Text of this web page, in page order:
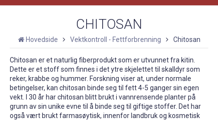
CHITOSAN
Hovedside Vektkontroll - Fettforbrenning Chitosan
Chitosan er et naturlig fiberprodukt som er utvunnet fra kitin.
Dette er et stoff som finnes i det ytre skjelettet til skalldyr som
reker, krabbe og hummer. Forskning viser at, under normale
betingelser, kan chitosan binde seg til fett 4-5 ganger sin egen
vekt. I 30 år har chitosan blitt brukt i vannrensende planter på
grunn av sin unike evne til å binde seg til giftige stoffer. Det har
også vært brukt farmasøytisk, innenfor landbruk og kosmetisk